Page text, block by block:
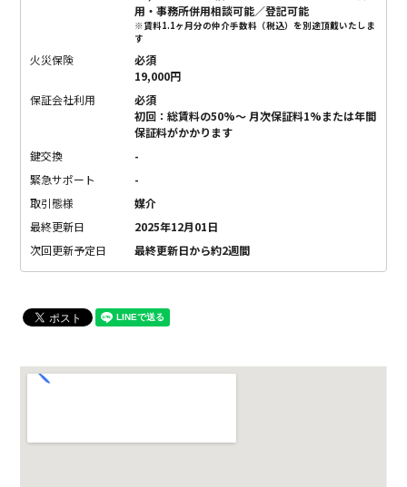
用・事務所併用相談可能／登記可能
※賃料1.1ヶ月分の仲介手数料（税込）を別途頂戴いたしま
す
火災保険
必須
19,000円
保証会社利用
必須
初回：総賃料の50%〜 月次保証料1%または年間
保証料がかかります
鍵交換
-
緊急サポート
-
取引態様
媒介
最終更新日
2025年12月01日
次回更新予定日
最終更新日から約2週間